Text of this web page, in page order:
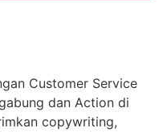
Customer Service
dan Action di
copywriting,